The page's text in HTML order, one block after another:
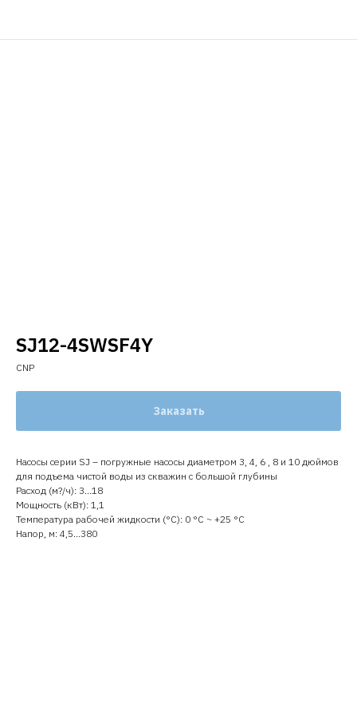
SJ12-4SWSF4Y
CNP
Заказать
Насосы серии SJ – погружные насосы диаметром 3, 4, 6 , 8 и 10 дюймов
для подъема чистой воды из скважин с большой глубины
Расход (м?/ч): 3…18
Мощность (кВт): 1,1
Температура рабочей жидкости (°C): 0 °С ~ +25 °С
Напор, м: 4,5…380